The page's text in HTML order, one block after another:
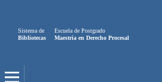
Sistema de
Bibliotecas
Escuela de Postgrado
Maestria en Derecho Procesal